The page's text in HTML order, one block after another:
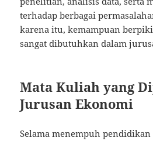
terhadap berbagai
karena itu, kemampuan
sangat dibutuhkan dalam
Mata Kuliah yang
Jurusan Ekonomi
Selama menempuh